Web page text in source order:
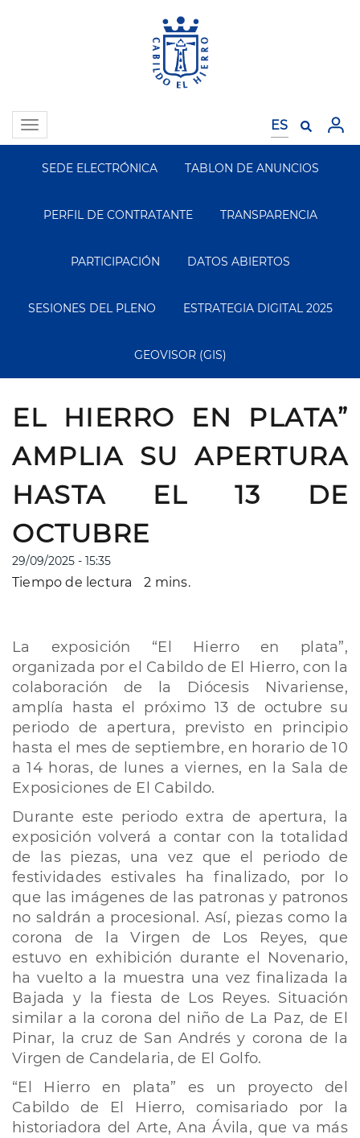
Toggle
navigation
Segundo
Menu
SEDE ELECTRÓNICA TABLON DE ANUNCIOS
PERFIL DE CONTRATANTE TRANSPARENCIA
PARTICIPACIÓN DATOS ABIERTOS
SESIONES DEL PLENO ESTRATEGIA DIGITAL 2025
GEOVISOR (GIS)
EL HIERRO EN PLATA”
AMPLIA SU APERTURA
HASTA EL 13 DE
OCTUBRE
29/09/2025 - 15:35
Tiempo de lectura 2 mins.
La exposición “El Hierro en plata”,
organizada por el Cabildo de El Hierro, con la
colaboración de la Diócesis Nivariense,
amplía hasta el próximo 13 de octubre su
periodo de apertura, previsto en principio
hasta el mes de septiembre, en horario de 10
a 14 horas, de lunes a viernes, en la Sala de
Exposiciones de El Cabildo.
Durante este periodo extra de apertura, la
exposición volverá a contar con la totalidad
de las piezas, una vez que el periodo de
festividades estivales ha finalizado, por lo
que las imágenes de las patronas y patronos
no saldrán a procesional. Así, piezas como la
corona de la Virgen de Los Reyes, que
estuvo en exhibición durante el Novenario,
ha vuelto a la muestra una vez finalizada la
Bajada y la fiesta de Los Reyes. Situación
similar a la corona del niño de La Paz, de El
Pinar, la cruz de San Andrés y corona de la
Virgen de Candelaria, de El Golfo.
“El Hierro en plata” es un proyecto del
Cabildo de El Hierro, comisariado por la
historiadora del Arte, Ana Ávila, que va más